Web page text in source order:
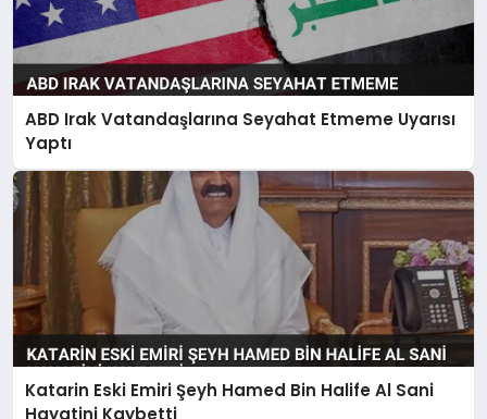
ABD Irak Vatandaşlarına Seyahat Etmeme Uyarısı
Yaptı
Katarin Eski Emiri Şeyh Hamed Bin Halife Al Sani
Hayatini Kaybetti